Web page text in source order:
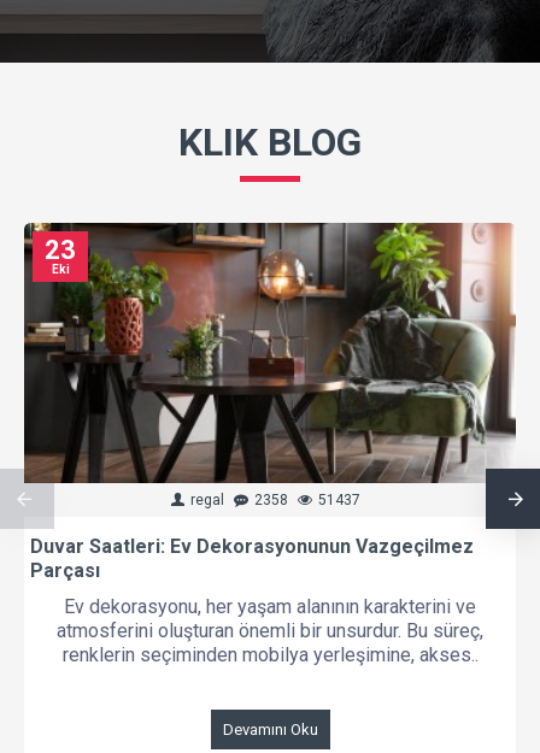
KLIK BLOG
23
Eki
regal 2358 51437
Duvar Saatleri: Ev Dekorasyonunun Vazgeçilmez
Parçası
Ev dekorasyonu, her yaşam alanının karakterini ve
atmosferini oluşturan önemli bir unsurdur. Bu süreç,
renklerin seçiminden mobilya yerleşimine, akses..
Devamını Oku